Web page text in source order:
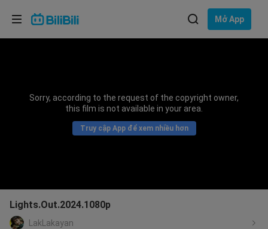
Mở App
Sorry, according to the request of the copyright owner,
this film is not available in your area.
Truy cập App để xem nhiều hơn
Lights.Out.2024.1080p
LakLakayan
Lựa chọn ngôn ngữ
Bahasa Indonesia